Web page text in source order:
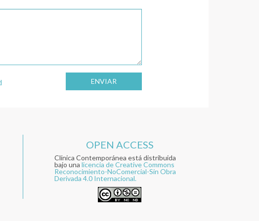
ENVIAR
OPEN ACCESS
Clínica Contemporánea está distribuida
bajo una licencia de Creative Commons
Reconocimiento-NoComercial-Sin Obra
Derivada 4.0 Internacional.